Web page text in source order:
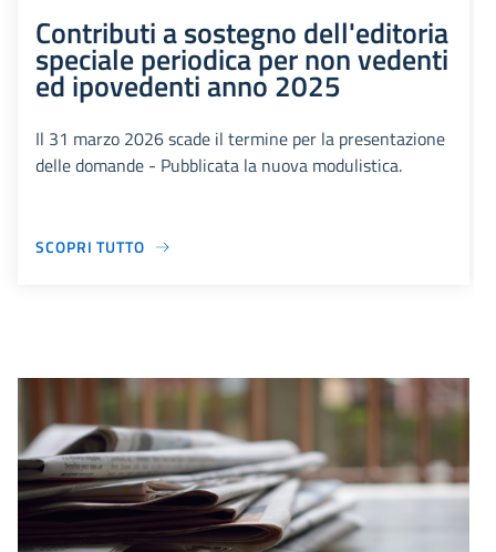
Contributi a sostegno dell'editoria
speciale periodica per non vedenti
ed ipovedenti anno 2025
Il 31 marzo 2026 scade il termine per la presentazione
delle domande - Pubblicata la nuova modulistica.
SCOPRI TUTTO